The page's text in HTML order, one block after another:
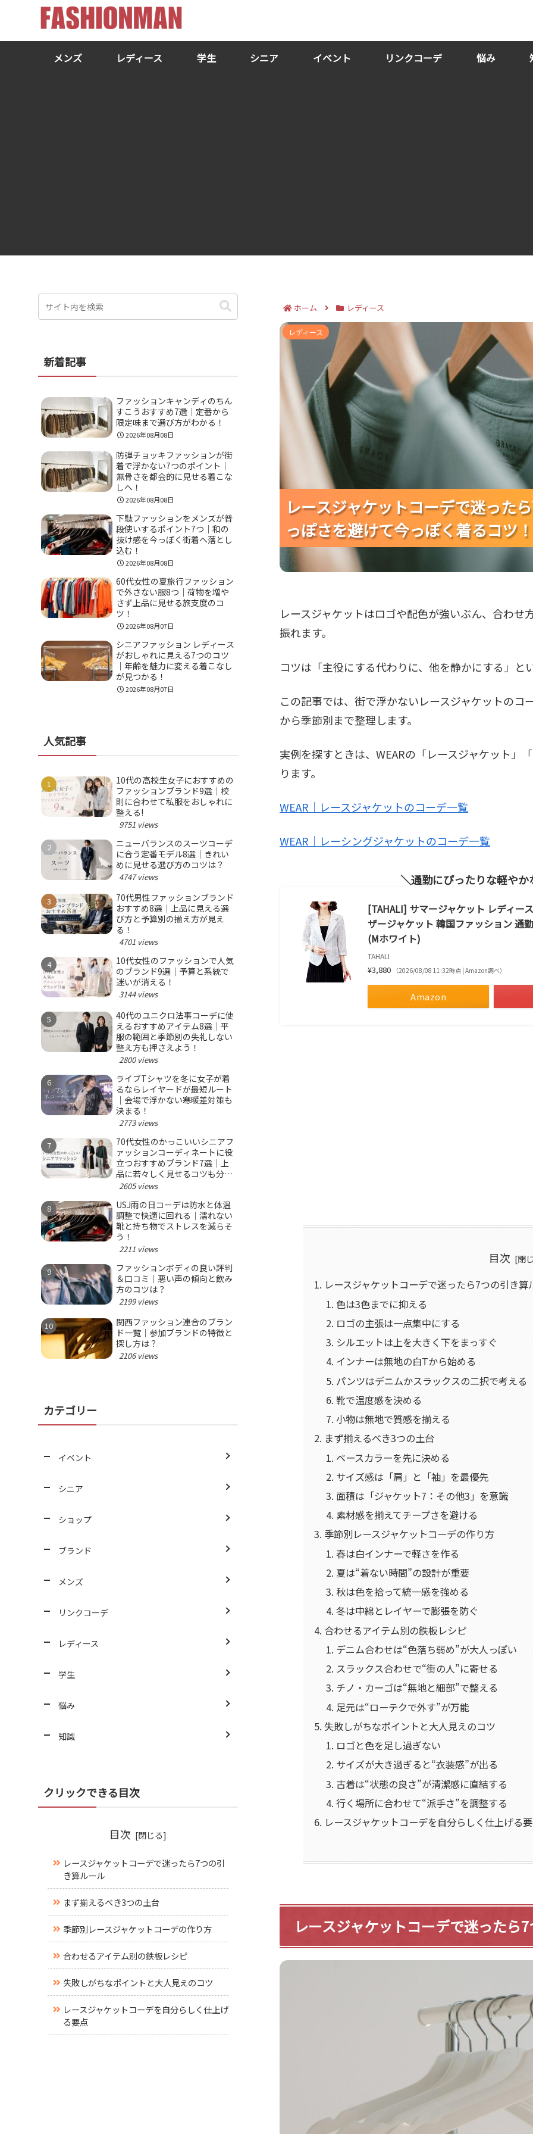
メンズ レディース 学生 シニア イベント リンクコーデ 悩み
ホーム レディース
レースジャケットコーデで迷ったら7つの引き算ルー
レースジャケットコーデで迷った
っぽさを避けて今っぽく着るコツ！
レースジャケットコーデで迷った
っぽさを避けて今っぽく着るコツ！
レースジャケットコーデで迷った
っぽさを避けて今っぽく着るコツ！
レディース
レースジャケットはロゴや配色が強いぶん、合わ
振れます。
コツは「主役にする代わりに、他を静かにする」と
この記事では、街で浮かないレースジャケットの
から季節別まで整理します。
実例を探すときは、WEARの「レースジャケット」
ります。
WEAR｜レースジャケットのコーデ一覧
WEAR｜レーシングジャケットのコーデ一覧
通勤にぴったりな軽や
[TAHALI] サマージャケット レディー
ザージャケット 韓国ファッション 通
(Mホワイト)
TAHALI
¥3,880 （2026/08/08 11:32時点 | Amazon調べ）
Amazon
目次
レースジャケットコーデで迷ったら7つの引き算
色は3色までに抑える
ロゴの主張は一点集中にする
シルエットは上を大きく下をまっすぐ
インナーは無地の白Tから始める
パンツはデニムかスラックスの二択で考える
靴で温度感を決める
小物は無地で質感を揃える
まず揃えるべき3つの土台
ベースカラーを先に決める
サイズ感は「肩」と「袖」を最優先
面積は「ジャケット7：その他3」を意識
素材感を揃えてチープさを避ける
季節別レースジャケットコーデの作り方
春は白インナーで軽さを作る
夏は“着ない時間”の設計が重要
秋は色を拾って統一感を強める
冬は中綿とレイヤーで膨張を防ぐ
合わせるアイテム別の鉄板レシピ
デニム合わせは“色落ち弱め”が大人っぽい
スラックス合わせで“街の人”に寄せる
チノ・カーゴは“無地と細部”で整える
足元は“ローテクで外す”が万能
失敗しがちなポイントと大人見えのコツ
ロゴと色を足し過ぎない
サイズが大き過ぎると“衣装感”が出る
古着は“状態の良さ”が清潔感に直結する
行く場所に合わせて“派手さ”を調整する
レースジャケットコーデを自分らしく仕上げる
レースジャケットコーデで迷ったら
新着記事
ファッションキャンディのちん
すこうおすすめ7選｜定番から
限定味まで選び方がわかる！
2026年08月08日
防弾チョッキファッションが街
着で浮かない7つのポイント｜
無骨さを都会的に見せる着こな
しへ！
2026年08月08日
下駄ファッションをメンズが普
段使いするポイント7つ｜和の
抜け感を今っぽく街着へ落とし
込む！
2026年08月08日
60代女性の夏旅行ファッション
で外さない服8つ｜荷物を増や
さず上品に見せる旅支度のコ
ツ！
2026年08月07日
シニアファッション レディース
がおしゃれに見える7つのコツ
｜年齢を魅力に変える着こなし
が見つかる！
2026年08月07日
人気記事
10代の高校生女子におすすめの
ファッションブランド9選｜校
則に合わせて私服をおしゃれに
整える!
9751 views
ニューバランスのスーツコーデ
に合う定番モデル8選｜きれい
めに見せる選び方のコツは？
4747 views
70代男性ファッションブランド
おすすめ8選｜上品に見える選
び方と予算別の揃え方が見え
る！
4701 views
10代女性のファッションで人気
のブランド9選｜予算と系統で
迷いが消える！
3144 views
40代のユニクロ法事コーデに使
えるおすすめアイテム8選｜平
服の範囲と季節別の失礼しない
整え方も押さえよう！
2800 views
ライブTシャツを冬に女子が着
るならレイヤードが最短ルート
｜会場で浮かない寒暖差対策も
決まる！
2773 views
70代女性のかっこいいシニアフ
ァッションコーディネートに役
立つおすすめブランド7選｜上
品に若々しく見せるコツも分か
る！
2605 views
USJ雨の日コーデは防水と体温
調整で快適に回れる｜濡れない
靴と持ち物でストレスを減らそ
う！
2211 views
ファッションボディの良い評判
＆口コミ｜悪い声の傾向と飲み
方のコツは？
2199 views
関西ファッション連合のブラン
ド一覧｜参加ブランドの特徴と
探し方は？
2106 views
カテゴリー
イベント
シニア
ショップ
ブランド
メンズ
リンクコーデ
レディース
学生
悩み
知識
クリックできる目次
目次
レースジャケットコーデで迷ったら7つの引
き算ルール
まず揃えるべき3つの土台
季節別レースジャケットコーデの作り方
合わせるアイテム別の鉄板レシピ
失敗しがちなポイントと大人見えのコツ
レースジャケットコーデを自分らしく仕上げ
る要点